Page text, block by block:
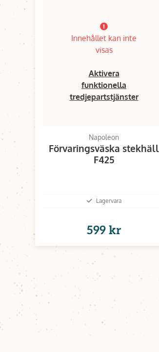
Innehållet kan inte
visas
Aktivera
funktionella
tredjepartstjänster
Napoleon
Förvaringsväska stekhäll
F425
Lagervara
599 kr